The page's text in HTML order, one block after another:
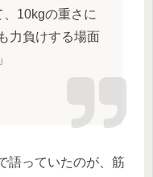
10kgの重さに
力負けする場面
語っていたのが、筋